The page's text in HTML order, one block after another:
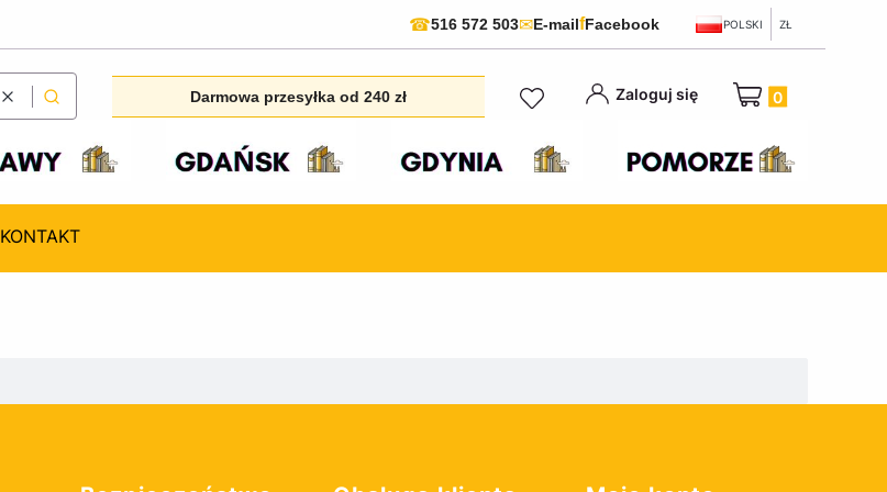
☎516 572 503✉E-mailfFacebook POLSKI ZŁ
WyczyśćSzukaj Darmowa przesyłka od 240 zł Zaloguj się Produkty w
KONTAKT